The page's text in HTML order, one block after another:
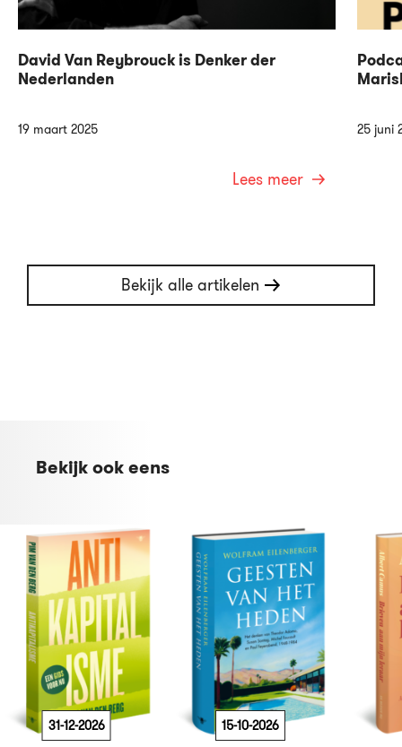
19 maart 2025
David Van Reybrouck is Denker der
Nederlanden
Lees meer
25 juni
Bekijk alle artikelen
Bekijk ook eens
31-12-2026 15-10-2026